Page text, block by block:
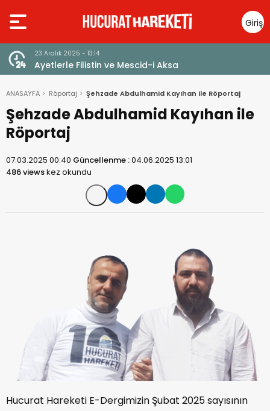
Giriş
Yap
23 Aralık 2025 - 13:14
Ayetlerle Filistin ve Mescid-i Aksa
ANASAYFA Röportaj Şehzade Abdulhamid Kayıhan ile Röportaj
Şehzade Abdulhamid Kayıhan ile
Röportaj
07.03.2025 00:40 Güncellenme :04.06.2025 13:01
486 viewskez okundu
Hucurat Hareketi E-Dergimizin Şubat 2025 sayısının